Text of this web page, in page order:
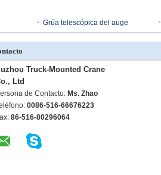
Grúa telescópica del auge
Truck-Mounted Crane
Ltd
de Contacto: Ms. Zhao
0086-516-66676223
86-516-80296064